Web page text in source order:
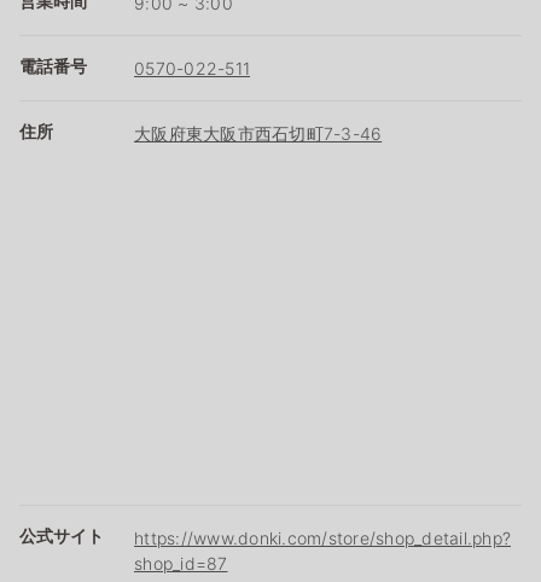
電話番号 0570-022-511
住所 大阪府東大阪市西石切町7-3-46
公式サイト
https://www.donki.com/store/shop_detail.php?
shop_id=87